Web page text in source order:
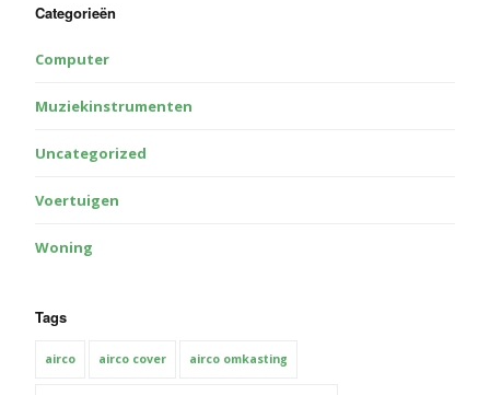
Categorieën
Computer
Muziekinstrumenten
Uncategorized
Voertuigen
Woning
Tags
airco airco cover airco omkasting